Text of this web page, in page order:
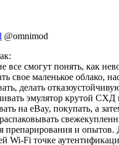
@omnimod
все смогут понять, как
свое маленькое облако,
делать
эмулятор крутой СХД
на eBay, покупать, а
препарирования и опытов.
Wi-Fi точке